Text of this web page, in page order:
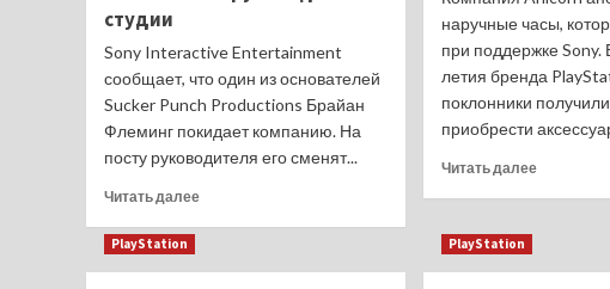
игру,
вы
усложняете
мне
Геймеры
начали
в
игре
появится
звезда
Returnal
студии
Sony Interactive Entertainment
сообщает, что один из основателей
Sucker Punch Productions Брайан
Флеминг покидает компанию. На
посту руководителя его сменят...
Читать далееПрочитать
наручные часы,
при поддержке Sony.
летия бренда
поклонники
приобрести
Читать далееПрочитать
PlayStation PlayStation